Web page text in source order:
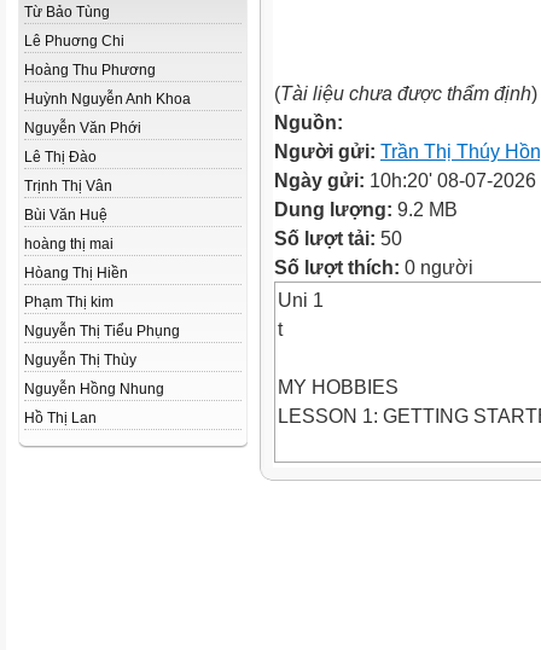
Từ Bảo Tùng
Lê Phuơng Chi
Hoàng Thu Phương
Huỳnh Nguyễn Anh Khoa
Nguyễn Văn Phới
Lê Thị Đào
Trịnh Thị Vân
Bùi Văn Huệ
hoàng thị mai
Hòang Thị Hiền
Phạm Thị kim
Nguyễn Thị Tiểu Phụng
Nguyễn Thị Thùy
Nguyễn Hồng Nhung
Hồ Thị Lan
(Tài liệu chưa được thẩm định)
Nguồn:
Người gửi: Trần Thị Thúy
Ngày gửi: 10h:20' 08-07-2026
Dung lượng: 9.2 MB
Số lượt tải: 50
Số lượt thích: 0 người
Uni 1
t
MY HOBBIES
LESSON 1: GETTING